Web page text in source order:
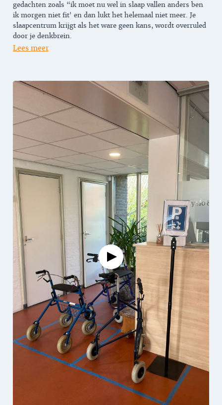
gedachten zoals “ik moet nu wel in slaap vallen anders ben
ik morgen niet fit' en dan lukt het helemaal niet meer. Je
slaapcentrum krijgt als het ware geen kans, wordt overruled
door je denkbrein.
Lees meer